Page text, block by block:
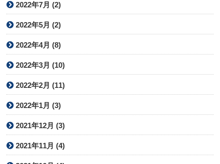
2022年7月 (2)
2022年5月 (2)
2022年4月 (8)
2022年3月 (10)
2022年2月 (11)
2022年1月 (3)
2021年12月 (3)
2021年11月 (4)